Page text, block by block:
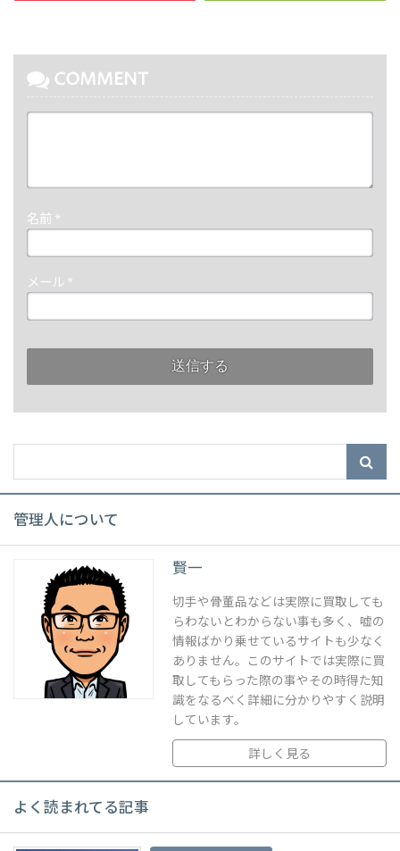
COMMENT
名前 *
メール *
管理人について
賢一
切手や骨董品などは実際に買取しても
らわないとわからない事も多く、嘘の
情報ばかり乗せているサイトも少なく
ありません。このサイトでは実際に買
取してもらった際の事やその時得た知
識をなるべく詳細に分かりやすく説明
しています。
詳しく見る
よく読まれてる記事